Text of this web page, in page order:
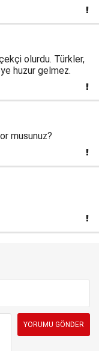
olurdu. Türkler,
huzur gelmez.
musunuz?